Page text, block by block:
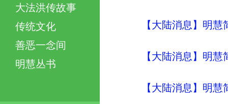
大法洪传故事
传统文化
善恶一念间
明慧丛书
【大陆消息】明
【大陆消息】明
【大陆消息】明